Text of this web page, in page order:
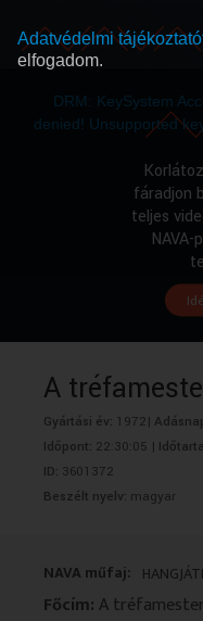
DRM: KeySystem
denied! Unsupported
fáradjon
teljes
A
Gyártási év: 1972|
Időpont: 22:30:05 |
ID: 3601372
Beszélt nyelv: magyar
NAVA műfaj:
Főcím:A tréfamester
Adatvédelmi
elfogadom.